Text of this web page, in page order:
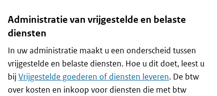
Administratie van vrijgestelde en belaste
diensten
In uw administratie maakt u een onderscheid tussen
vrijgestelde en belaste diensten. Hoe u dit doet, leest u
bij Vrijgestelde goederen of diensten leveren. De btw
over kosten en inkoop voor diensten die met btw